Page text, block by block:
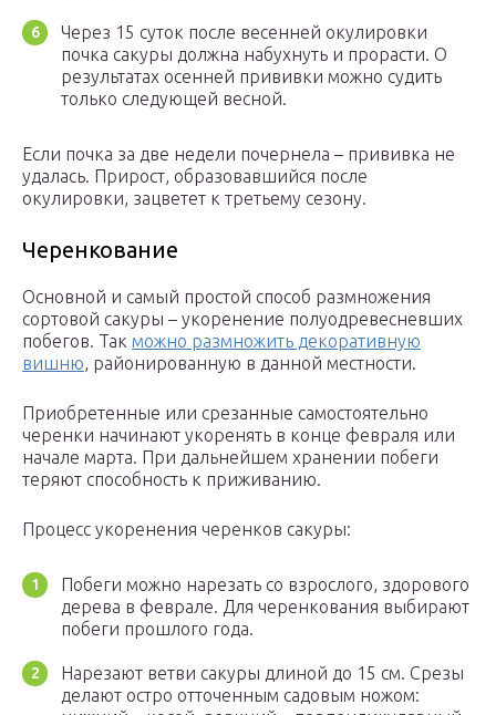
Через 15 суток после весенней окулировки
почка сакуры должна набухнуть и прорасти. О
результатах осенней прививки можно судить
только следующей весной.
Если почка за две недели почернела – прививка не
удалась. Прирост, образовавшийся после
окулировки, зацветет к третьему сезону.
Черенкование
Основной и самый простой способ размножения
сортовой сакуры – укоренение полуодревесневших
побегов. Так можно размножить декоративную
вишню, районированную в данной местности.
Приобретенные или срезанные самостоятельно
черенки начинают укоренять в конце февраля или
начале марта. При дальнейшем хранении побеги
теряют способность к приживанию.
Процесс укоренения черенков сакуры:
Побеги можно нарезать со взрослого, здорового
дерева в феврале. Для черенкования выбирают
побеги прошлого года.
Нарезают ветви сакуры длиной до 15 см. Срезы
делают остро отточенным садовым ножом: